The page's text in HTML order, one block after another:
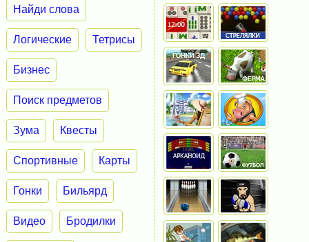
Найди слова
Логические Тетрисы
Бизнес
Поиск предметов
Зума Квесты
Спортивные Карты
Гонки Бильярд
Видео Бродилки